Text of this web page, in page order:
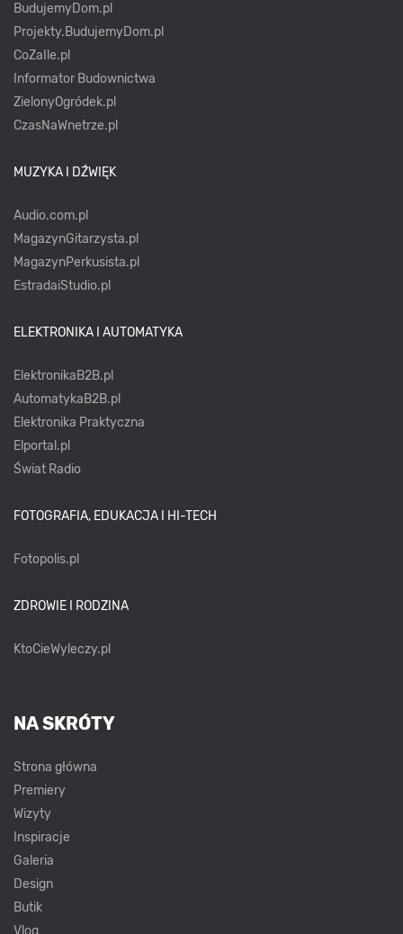
BudujemyDom.pl
Projekty.BudujemyDom.pl
CoZaIle.pl
Informator Budownictwa
ZielonyOgródek.pl
CzasNaWnetrze.pl
MUZYKA I DŹWIĘK
Audio.com.pl
MagazynGitarzysta.pl
MagazynPerkusista.pl
EstradaiStudio.pl
ELEKTRONIKA I AUTOMATYKA
ElektronikaB2B.pl
AutomatykaB2B.pl
Elektronika Praktyczna
Elportal.pl
Świat Radio
FOTOGRAFIA, EDUKACJA I HI-TECH
Fotopolis.pl
ZDROWIE I RODZINA
KtoCieWyleczy.pl
NA SKRÓTY
Strona główna
Premiery
Wizyty
Inspiracje
Galeria
Design
Butik